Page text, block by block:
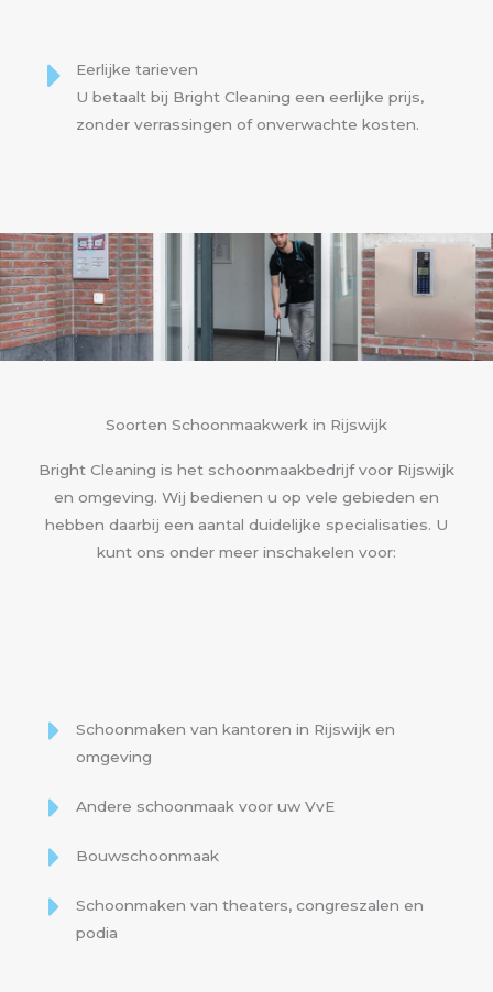
Eerlijke tarieven
U betaalt bij Bright Cleaning een eerlijke prijs,
zonder verrassingen of onverwachte kosten.
Soorten Schoonmaakwerk in Rijswijk
Bright Cleaning is het schoonmaakbedrijf voor Rijswijk
en omgeving. Wij bedienen u op vele gebieden en
hebben daarbij een aantal duidelijke specialisaties. U
kunt ons onder meer inschakelen voor:
Schoonmaken van kantoren in Rijswijk en
omgeving
Andere schoonmaak voor uw VvE
Bouwschoonmaak
Schoonmaken van theaters, congreszalen en
podia